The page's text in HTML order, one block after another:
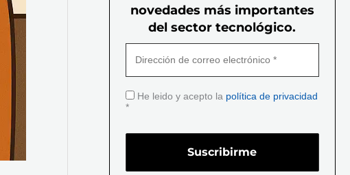
novedades más importantes
del sector tecnológico.
He leido y acepto la política de privacidad
*